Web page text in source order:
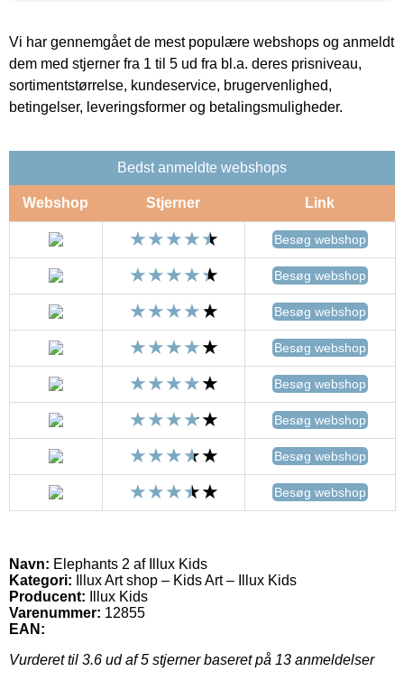
Vi har gennemgået de mest populære webshops og anmeldt
dem med stjerner fra 1 til 5 ud fra bl.a. deres prisniveau,
sortimentstørrelse, kundeservice, brugervenlighed,
betingelser, leveringsformer og betalingsmuligheder.
Bedst anmeldte webshops
Webshop Stjerner Link
Besøg webshop
Besøg webshop
Besøg webshop
Besøg webshop
Besøg webshop
Besøg webshop
Besøg webshop
Besøg webshop
Navn: Elephants 2 af Illux Kids
Kategori: Illux Art shop – Kids Art – Illux Kids
Producent:
Illux Kids
Varenummer: 12855
EAN:
Vurderet til 3.6 ud af 5 stjerner baseret på 13 anmeldelser